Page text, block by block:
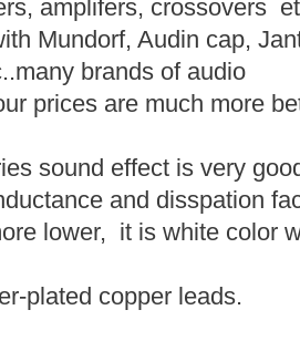
amplifers, crossovers
Mundorf, Audin cap,
brands of audio
prices are much more
sound effect is very
and disspation
lower, it is white color
plated copper leads.